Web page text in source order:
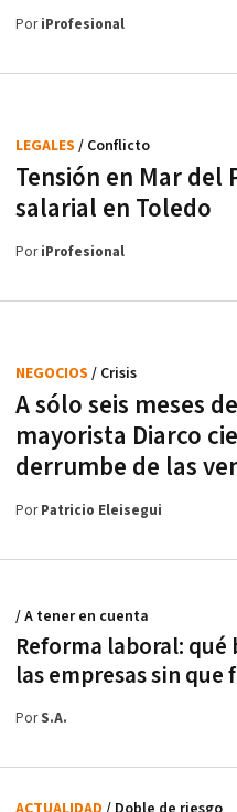
PoriProfesional
Tensión en Mar del
salarial en Toledo
LEGALES / Conflicto
PoriProfesional
A sólo seis meses
mayorista Diarco
derrumbe de las
NEGOCIOS / Crisis
PorPatricio Eleisegui
Reforma laboral:
las empresas sin
/ A tener en cuenta
PorS.A.